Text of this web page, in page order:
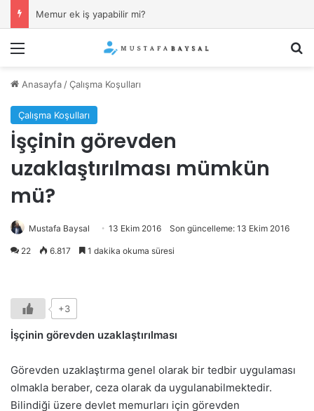
Memur ek iş yapabilir mi?
Menü
Anasayfa /Çalışma Koşulları
Çalışma Koşulları
İşçinin görevden
uzaklaştırılması mümkün
mü?
Mustafa Baysal 13 Ekim 2016 Son güncelleme: 13 Ekim 2016
22 6.817 1 dakika okuma süresi
+3
İşçinin görevden uzaklaştırılması
Görevden uzaklaştırma genel olarak bir tedbir uygulaması
olmakla beraber, ceza olarak da uygulanabilmektedir.
Bilindiği üzere devlet memurları için görevden